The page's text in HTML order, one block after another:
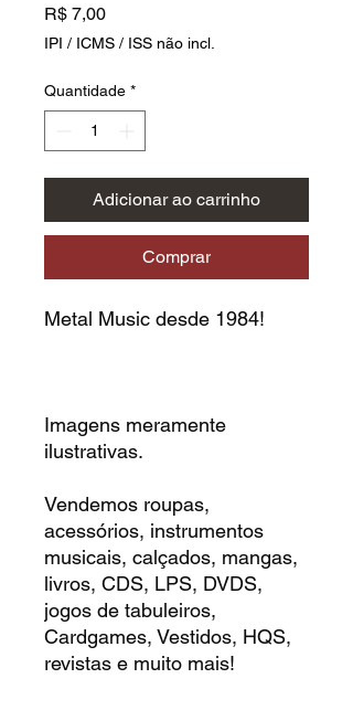
R$ 7,00Preço
IPI / ICMS / ISS não incl.
Quantidade *
Adicionar ao carrinho
Comprar
Metal Music desde 1984!
Imagens meramente
ilustrativas.
Vendemos roupas,
acessórios, instrumentos
musicais, calçados, mangas,
livros, CDS, LPS, DVDS,
jogos de tabuleiros,
Cardgames, Vestidos, HQS,
revistas e muito mais!